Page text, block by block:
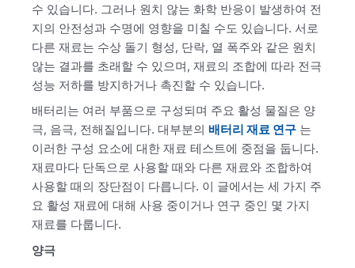
수 있습니다. 그러나 원치 않는 화학 반응이 발생하여 전
지의 안전성과 수명에 영향을 미칠 수도 있습니다. 서로
다른 재료는 수상 돌기 형성, 단락, 열 폭주와 같은 원치
않는 결과를 초래할 수 있으며, 재료의 조합에 따라 전극
성능 저하를 방지하거나 촉진할 수 있습니다.
배터리는 여러 부품으로 구성되며 주요 활성 물질은 양
극, 음극, 전해질입니다. 대부분의 배터리 재료 연구 는
이러한 구성 요소에 대한 재료 테스트에 중점을 둡니다.
재료마다 단독으로 사용할 때와 다른 재료와 조합하여
사용할 때의 장단점이 다릅니다. 이 글에서는 세 가지 주
요 활성 재료에 대해 사용 중이거나 연구 중인 몇 가지
재료를 다룹니다.
양극